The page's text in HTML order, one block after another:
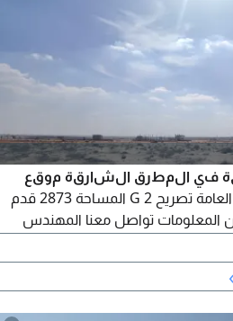
المطرق الشارقة موقع
مميز جانب المسجد والحديقة العامة تصريح G 2 المساحة 2873 قدم
لمزيد من المعلومات تواصل معنا المهندس
›